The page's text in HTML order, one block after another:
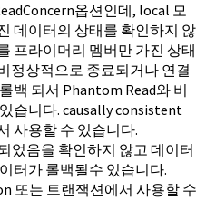
옵션인데, local 모
데이터의 상태를 확인하지 않
프라이머리 멤버만 가진 상태
정상적으로 종료되거나 연결
백 되서 Phantom Read와 비
습니다. causally consistent
사용할 수 있습니다.
었음을 확인하지 않고 데이터
터가 롤백될수 있습니다.
또는 트랜잭션에서 사용할 수